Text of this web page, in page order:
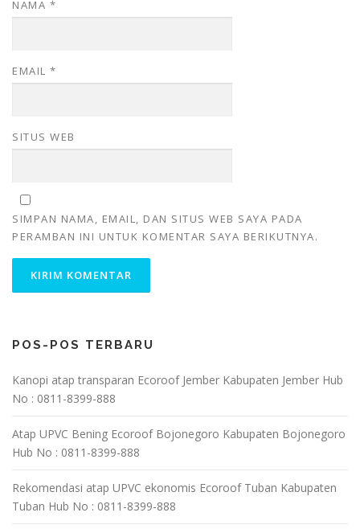
NAMA *
EMAIL *
SITUS WEB
SIMPAN NAMA, EMAIL, DAN SITUS WEB SAYA PADA
PERAMBAN INI UNTUK KOMENTAR SAYA BERIKUTNYA.
POS-POS TERBARU
Kanopi atap transparan Ecoroof Jember Kabupaten Jember Hub
No : 0811-8399-888
Atap UPVC Bening Ecoroof Bojonegoro Kabupaten Bojonegoro
Hub No : 0811-8399-888
Rekomendasi atap UPVC ekonomis Ecoroof Tuban Kabupaten
Tuban Hub No : 0811-8399-888